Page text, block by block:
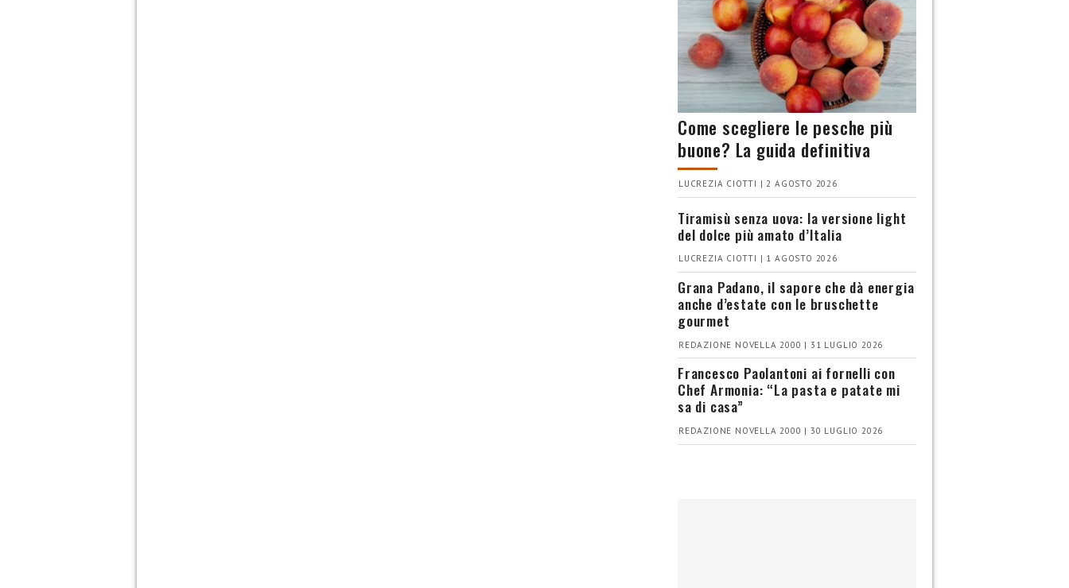
Come scegliere le pesche più
buone? La guida definitiva
LUCREZIA CIOTTI | 2 AGOSTO 2026
Tiramisù senza uova: la versione light
del dolce più amato d’Italia
LUCREZIA CIOTTI | 1 AGOSTO 2026
Grana Padano, il sapore che dà energia
anche d’estate con le bruschette
gourmet
REDAZIONE NOVELLA 2000 | 31 LUGLIO 2026
Francesco Paolantoni ai fornelli con
Chef Armonia: “La pasta e patate mi
sa di casa”
REDAZIONE NOVELLA 2000 | 30 LUGLIO 2026